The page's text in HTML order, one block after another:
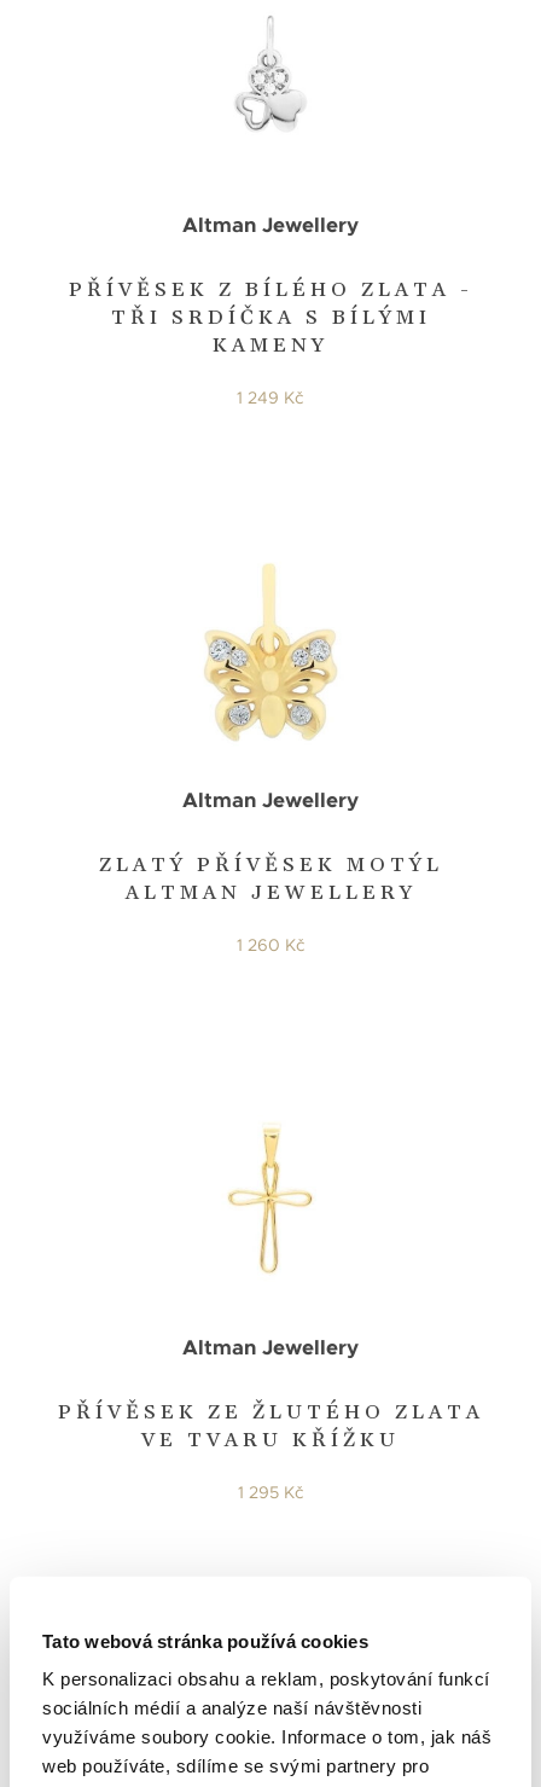
Tato webová stránka používá cookies
K personalizaci obsahu a reklam, poskytování funkcí
sociálních médií a analýze naší návštěvnosti
využíváme soubory cookie. Informace o tom, jak náš
web používáte, sdílíme se svými partnery pro
PŘÍVĚSEK Z BÍLÉHO ZLATA -
TŘI SRDÍČKA S BÍLÝMI
KAMENY
Altman Jewellery
1 249 Kč
ZLATÝ PŘÍVĚSEK MOTÝL
ALTMAN JEWELLERY
Altman Jewellery
1 260 Kč
PŘÍVĚSEK ZE ŽLUTÉHO ZLATA
VE TVARU KŘÍŽKU
Altman Jewellery
1 295 Kč